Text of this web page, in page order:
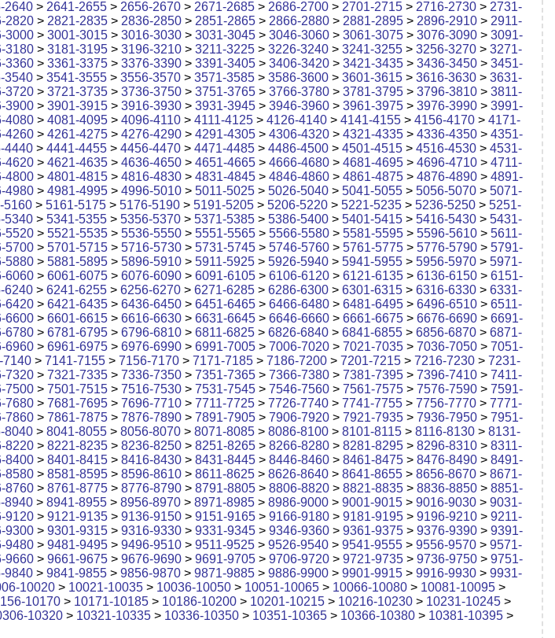
2640 > 2641-2655 > 2656-2670 > 2671-2685 > 2686-2700 > 2701-2715 > 2716-2730 > 2731-
2820 > 2821-2835 > 2836-2850 > 2851-2865 > 2866-2880 > 2881-2895 > 2896-2910 > 2911-
3000 > 3001-3015 > 3016-3030 > 3031-3045 > 3046-3060 > 3061-3075 > 3076-3090 > 3091-
3180 > 3181-3195 > 3196-3210 > 3211-3225 > 3226-3240 > 3241-3255 > 3256-3270 > 3271-
3360 > 3361-3375 > 3376-3390 > 3391-3405 > 3406-3420 > 3421-3435 > 3436-3450 > 3451-
3540 > 3541-3555 > 3556-3570 > 3571-3585 > 3586-3600 > 3601-3615 > 3616-3630 > 3631-
3720 > 3721-3735 > 3736-3750 > 3751-3765 > 3766-3780 > 3781-3795 > 3796-3810 > 3811-
3900 > 3901-3915 > 3916-3930 > 3931-3945 > 3946-3960 > 3961-3975 > 3976-3990 > 3991-
4080 > 4081-4095 > 4096-4110 > 4111-4125 > 4126-4140 > 4141-4155 > 4156-4170 > 4171-
4260 > 4261-4275 > 4276-4290 > 4291-4305 > 4306-4320 > 4321-4335 > 4336-4350 > 4351-
4440 > 4441-4455 > 4456-4470 > 4471-4485 > 4486-4500 > 4501-4515 > 4516-4530 > 4531-
4620 > 4621-4635 > 4636-4650 > 4651-4665 > 4666-4680 > 4681-4695 > 4696-4710 > 4711-
4800 > 4801-4815 > 4816-4830 > 4831-4845 > 4846-4860 > 4861-4875 > 4876-4890 > 4891-
4980 > 4981-4995 > 4996-5010 > 5011-5025 > 5026-5040 > 5041-5055 > 5056-5070 > 5071-
5160 > 5161-5175 > 5176-5190 > 5191-5205 > 5206-5220 > 5221-5235 > 5236-5250 > 5251-
5340 > 5341-5355 > 5356-5370 > 5371-5385 > 5386-5400 > 5401-5415 > 5416-5430 > 5431-
5520 > 5521-5535 > 5536-5550 > 5551-5565 > 5566-5580 > 5581-5595 > 5596-5610 > 5611-
5700 > 5701-5715 > 5716-5730 > 5731-5745 > 5746-5760 > 5761-5775 > 5776-5790 > 5791-
5880 > 5881-5895 > 5896-5910 > 5911-5925 > 5926-5940 > 5941-5955 > 5956-5970 > 5971-
6060 > 6061-6075 > 6076-6090 > 6091-6105 > 6106-6120 > 6121-6135 > 6136-6150 > 6151-
6240 > 6241-6255 > 6256-6270 > 6271-6285 > 6286-6300 > 6301-6315 > 6316-6330 > 6331-
6420 > 6421-6435 > 6436-6450 > 6451-6465 > 6466-6480 > 6481-6495 > 6496-6510 > 6511-
6600 > 6601-6615 > 6616-6630 > 6631-6645 > 6646-6660 > 6661-6675 > 6676-6690 > 6691-
6780 > 6781-6795 > 6796-6810 > 6811-6825 > 6826-6840 > 6841-6855 > 6856-6870 > 6871-
6960 > 6961-6975 > 6976-6990 > 6991-7005 > 7006-7020 > 7021-7035 > 7036-7050 > 7051-
7140 > 7141-7155 > 7156-7170 > 7171-7185 > 7186-7200 > 7201-7215 > 7216-7230 > 7231-
7320 > 7321-7335 > 7336-7350 > 7351-7365 > 7366-7380 > 7381-7395 > 7396-7410 > 7411-
7500 > 7501-7515 > 7516-7530 > 7531-7545 > 7546-7560 > 7561-7575 > 7576-7590 > 7591-
7680 > 7681-7695 > 7696-7710 > 7711-7725 > 7726-7740 > 7741-7755 > 7756-7770 > 7771-
7860 > 7861-7875 > 7876-7890 > 7891-7905 > 7906-7920 > 7921-7935 > 7936-7950 > 7951-
8040 > 8041-8055 > 8056-8070 > 8071-8085 > 8086-8100 > 8101-8115 > 8116-8130 > 8131-
8220 > 8221-8235 > 8236-8250 > 8251-8265 > 8266-8280 > 8281-8295 > 8296-8310 > 8311-
8400 > 8401-8415 > 8416-8430 > 8431-8445 > 8446-8460 > 8461-8475 > 8476-8490 > 8491-
8580 > 8581-8595 > 8596-8610 > 8611-8625 > 8626-8640 > 8641-8655 > 8656-8670 > 8671-
8760 > 8761-8775 > 8776-8790 > 8791-8805 > 8806-8820 > 8821-8835 > 8836-8850 > 8851-
8940 > 8941-8955 > 8956-8970 > 8971-8985 > 8986-9000 > 9001-9015 > 9016-9030 > 9031-
9120 > 9121-9135 > 9136-9150 > 9151-9165 > 9166-9180 > 9181-9195 > 9196-9210 > 9211-
9300 > 9301-9315 > 9316-9330 > 9331-9345 > 9346-9360 > 9361-9375 > 9376-9390 > 9391-
9480 > 9481-9495 > 9496-9510 > 9511-9525 > 9526-9540 > 9541-9555 > 9556-9570 > 9571-
9660 > 9661-9675 > 9676-9690 > 9691-9705 > 9706-9720 > 9721-9735 > 9736-9750 > 9751-
9840 > 9841-9855 > 9856-9870 > 9871-9885 > 9886-9900 > 9901-9915 > 9916-9930 > 9931-
10020 > 10021-10035 > 10036-10050 > 10051-10065 > 10066-10080 > 10081-10095 >
10170 > 10171-10185 > 10186-10200 > 10201-10215 > 10216-10230 > 10231-10245 >
10320 > 10321-10335 > 10336-10350 > 10351-10365 > 10366-10380 > 10381-10395 >